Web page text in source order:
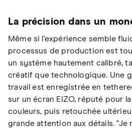
La précision dans un
Même si l'expérience semble
processus de production est
un système hautement calibré,
créatif que technologique. Une
travail est enregistrée en
sur un écran EIZO, réputé pour
couleurs, puis retouchée
grande attention aux détails.